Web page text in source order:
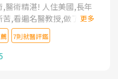
醫術精湛! 人住美國,長年
,看遍名醫教授,做了各種
醫針灸及物理徒手治療都
痛藥都效果有限,只是壓
失眠嚴重影響生活品質.
才主任是頸頭症候群專
更多
7則就醫評鑑